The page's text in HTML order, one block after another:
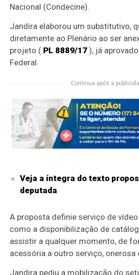
Nacional (Condecine).
Jandira elaborou umsubstitutivo,
diretamente ao Plenário ao ser
projeto ( PL 8889/17 ), já
Federal.
Continua após a
Veja a íntegra do texto
deputada
A proposta definie serviço de
como a disponibilização de
assistir a qualquer momento, de
acessória a outro serviço, onerosa
Jandira pediu a mobilização do